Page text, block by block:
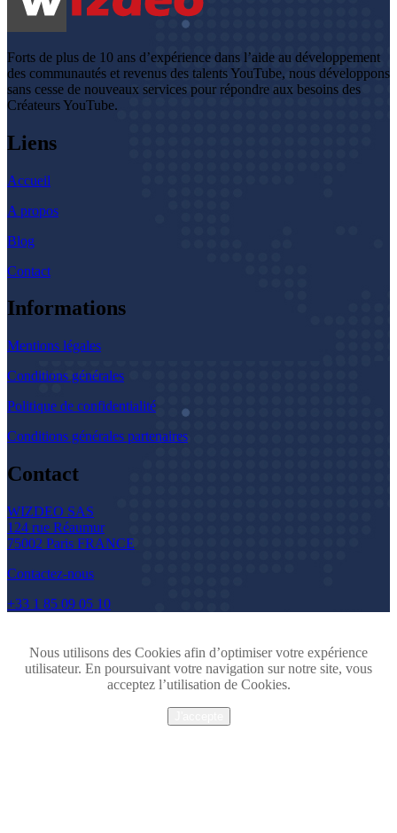
Forts de plus de 10 ans d’expérience dans l’aide au développement
des communautés et revenus des talents YouTube, nous développons
sans cesse de nouveaux services pour répondre aux besoins des
Créateurs YouTube.
Liens
Accueil
A propos
Blog
Contact
Informations
Mentions légales
Conditions générales
Politique de confidentialité
Conditions générales partenaires
Contact
WIZDEO SAS
124 rue Réaumur
75002 Paris FRANCE
Contactez-nous
+33 1 85 09 05 10
Nous utilisons des Cookies afin d’optimiser votre expérience
utilisateur. En poursuivant votre navigation sur notre site, vous
acceptez l’utilisation de Cookies.